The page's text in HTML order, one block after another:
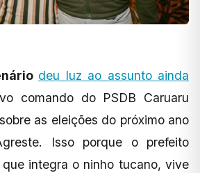
deu luz ao assunto ainda
comando do PSDB Caruaru
as eleições do próximo ano
Isso porque o prefeito
que integra o ninho tucano, vive